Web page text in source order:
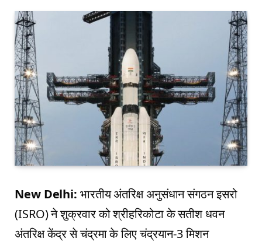
New Delhi: भारतीय अंतरिक्ष अनुसंधान संगठन इसरो
(ISRO) ने शुक्रवार को श्रीहरिकोटा के सतीश धवन
अंतरिक्ष केंद्र से चंद्रमा के लिए चंद्रयान-3 मिशन